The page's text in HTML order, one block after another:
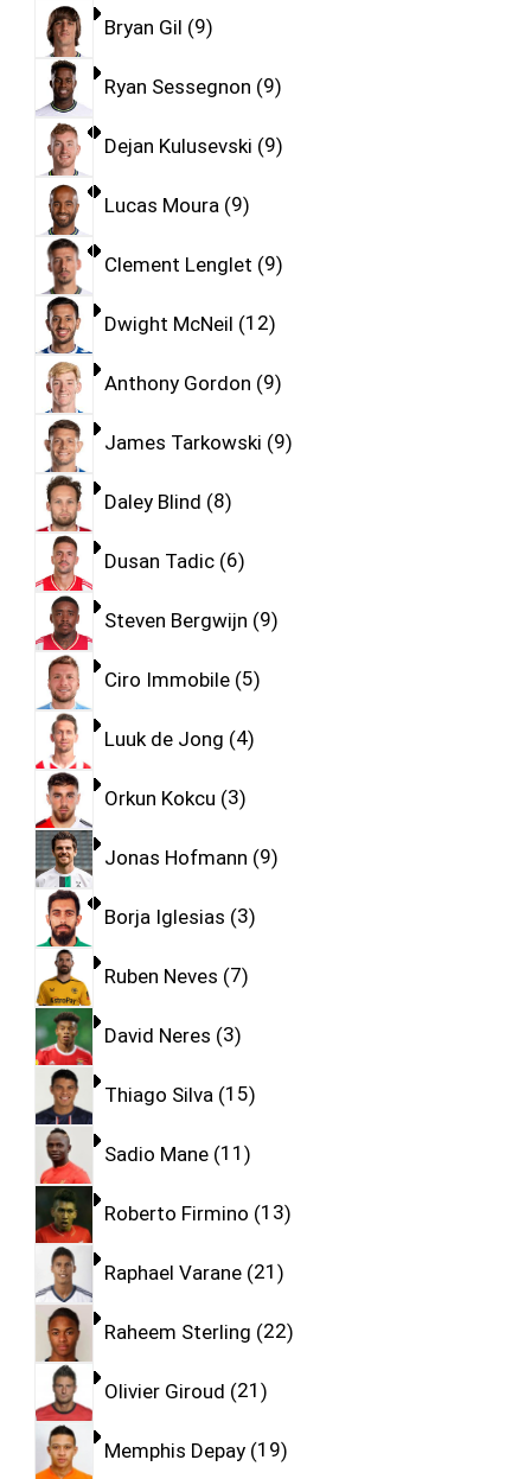
Bryan Gil 9
Ryan Sessegnon 9
Dejan Kulusevski 9
Lucas Moura 9
Clement Lenglet 9
Dwight McNeil 12
Anthony Gordon 9
James Tarkowski 9
Daley Blind 8
Dusan Tadic 6
Steven Bergwijn 9
Ciro Immobile 5
Luuk de Jong 4
Orkun Kokcu 3
Jonas Hofmann 9
Borja Iglesias 3
Ruben Neves 7
David Neres 3
Thiago Silva 15
Sadio Mane 11
Roberto Firmino 13
Raphael Varane 21
Raheem Sterling 22
Olivier Giroud 21
Memphis Depay 19